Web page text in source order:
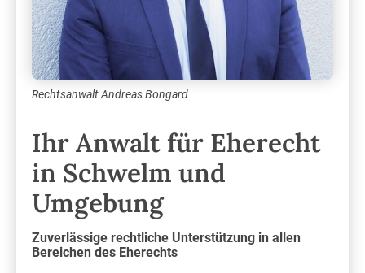
Ihr Anwalt für Eherecht
in Schwelm und
Umgebung
Zuverlässige rechtliche Unterstützung in allen
Bereichen des Eherechts
Rechtsanwalt Andreas Bongard